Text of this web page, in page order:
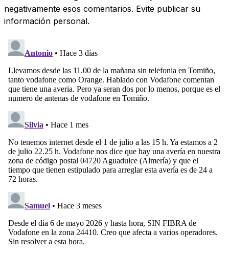
negativamente esos comentarios. Evite publicar su
información personal.